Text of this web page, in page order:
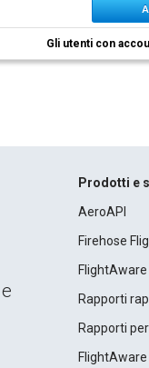
Gli utenti con
Prodotti e
AeroAPI
Firehose
Rapporti
Rapporti